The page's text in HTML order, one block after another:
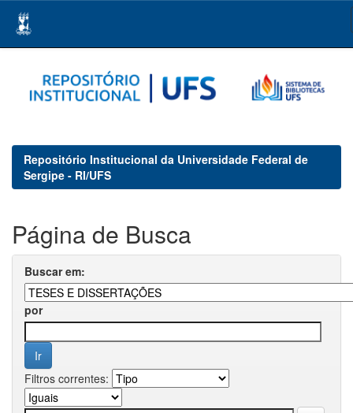
navigation
Repositório Institucional da Universidade Federal de
Sergipe - RI/UFS
Página de Busca
Buscar em:
por
Filtros correntes: